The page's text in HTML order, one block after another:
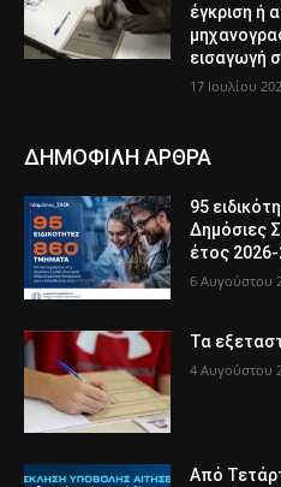
έγκριση ή
εισαγωγή
17 Ιουλίου
ΔΗΜΟΦΙΛΗ ΑΡΘΡΑ
95
Δημόσιες
έτος
6 Αυγούστου
Τα
4 Αυγούστου
Από